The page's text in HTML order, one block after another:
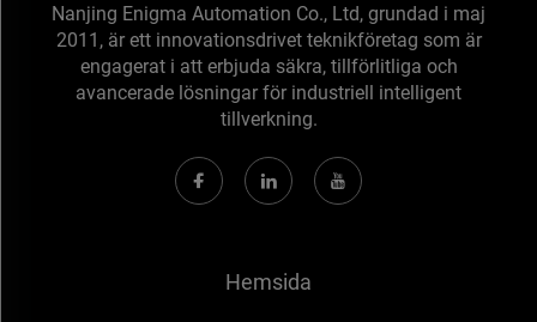
Nanjing Enigma Automation Co., Ltd, grundad i maj
2011, är ett innovationsdrivet teknikföretag som är
engagerat i att erbjuda säkra, tillförlitliga och
avancerade lösningar för industriell intelligent
tillverkning.
Hemsida